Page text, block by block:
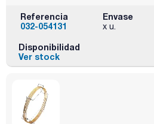
Referencia
032-054131
Envase
x u.
Disponibilidad
Ver stock